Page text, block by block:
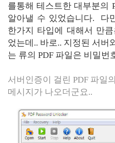
를통해 테스트한 대부분의
알아낼 수 있었습니다. 다
한가지 타입에 대해서 만
었는데.. 바로.. 지정된 서버
는 류의 PDF 파일은 비밀번
서버인증이 걸린 PDF 파일
메시지가 나오더군요..